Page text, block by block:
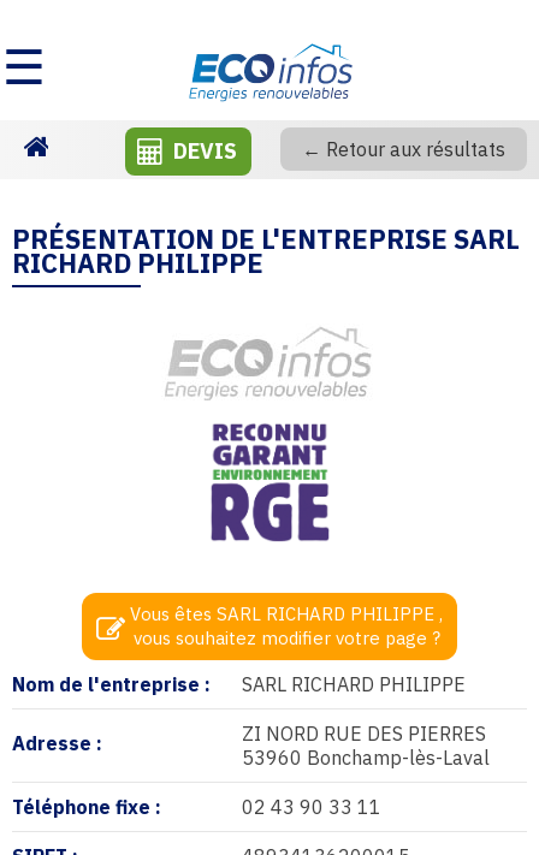
☰
DEVIS ← Retour aux résultats
PRÉSENTATION DE L'ENTREPRISE SARL
RICHARD PHILIPPE
Nom de l'entreprise : SARL RICHARD PHILIPPE
Adresse :
ZI NORD RUE DES PIERRES
53960 Bonchamp-lès-Laval
Téléphone fixe : 02 43 90 33 11
Vous êtes SARL RICHARD PHILIPPE ,
vous souhaitez modifier votre page ?